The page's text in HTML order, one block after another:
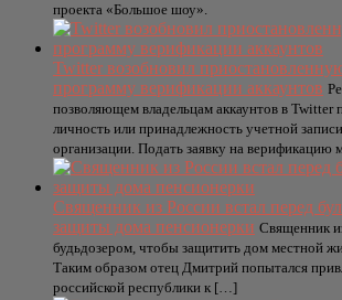
проекта «Большое шоу».
Twitter возобновил
программу верификации аккаунтов
позволяющем владельцам аккаунтов в Twitter
личность или принадлежность учетной
организации. Подать заявку на
Священник из России встал перед
защиты дома пенсионерки Священник
будьдозером, чтобы защитить дом местной
Таким образом отец Дмитрий попытался
российской республики к […]